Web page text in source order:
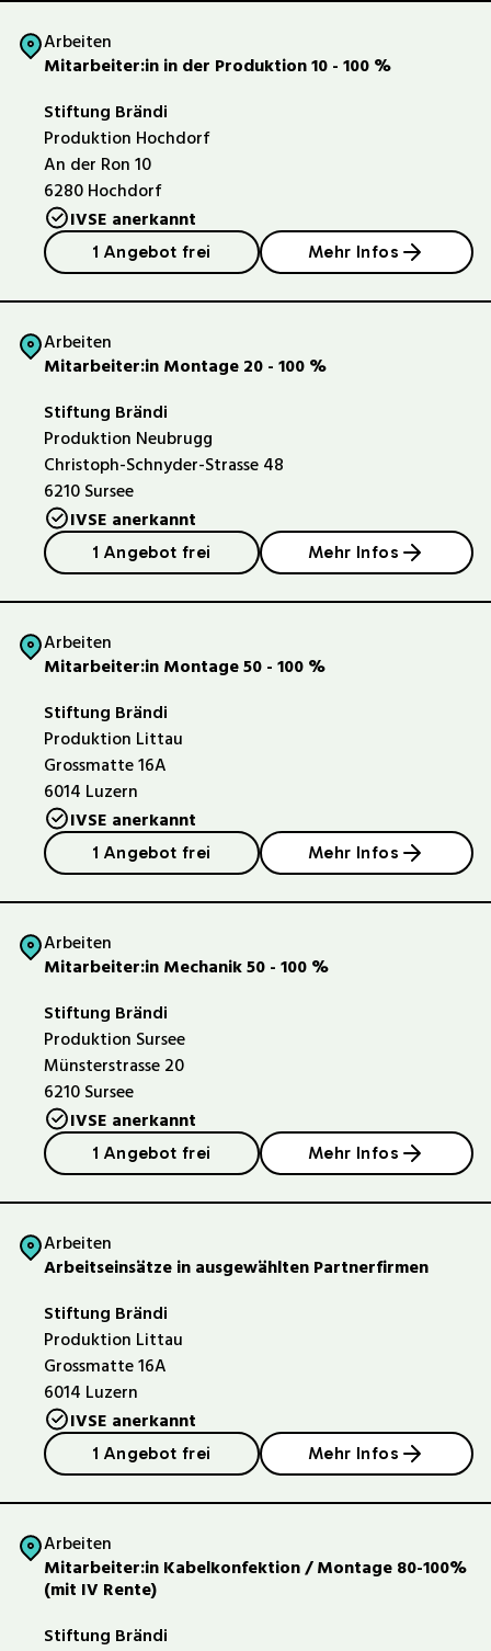
Arbeiten
Mitarbeiter:in in der Produktion 10 - 100 %
Stiftung Brändi
Produktion Hochdorf
An der Ron 10
6280 Hochdorf
IVSE anerkannt
1 Angebot frei Mehr Infos
Arbeiten
Mitarbeiter:in Montage 20 - 100 %
Stiftung Brändi
Produktion Neubrugg
Christoph-Schnyder-Strasse 48
6210 Sursee
IVSE anerkannt
1 Angebot frei Mehr Infos
Arbeiten
Mitarbeiter:in Montage 50 - 100 %
Stiftung Brändi
Produktion Littau
Grossmatte 16A
6014 Luzern
IVSE anerkannt
1 Angebot frei Mehr Infos
Arbeiten
Mitarbeiter:in Mechanik 50 - 100 %
Stiftung Brändi
Produktion Sursee
Münsterstrasse 20
6210 Sursee
IVSE anerkannt
1 Angebot frei Mehr Infos
Arbeiten
Arbeitseinsätze in ausgewählten Partnerfirmen
Stiftung Brändi
Produktion Littau
Grossmatte 16A
6014 Luzern
IVSE anerkannt
1 Angebot frei Mehr Infos
Arbeiten
Mitarbeiter:in Kabelkonfektion / Montage 80-100%
(mit IV Rente)
Stiftung Brändi